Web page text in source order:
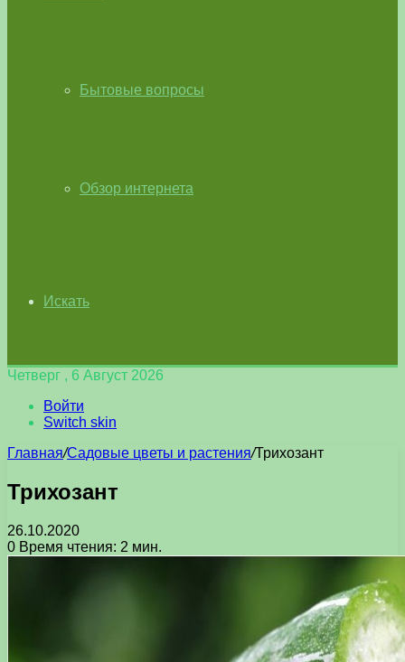
Бытовые вопросы
Обзор интернета
Искать
Четверг , 6 Август 2026
Войти
Switch skin
Главная/Садовые цветы и растения/Трихозант
Трихозант
26.10.2020
0 Время чтения: 2 мин.